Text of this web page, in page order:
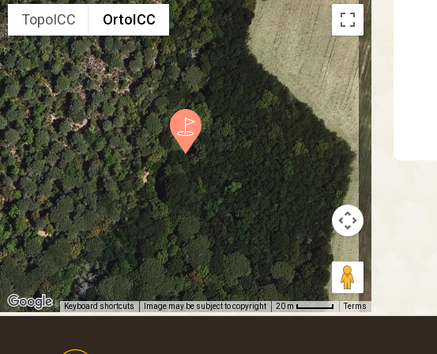
TopoICC OrtoICC
Keyboard shortcuts Image may be subject to copyright 20 m Terms